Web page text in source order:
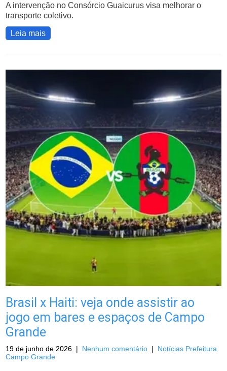
A intervenção no Consórcio Guaicurus visa melhorar o
transporte coletivo.
Leia mais
Brasil x Haiti: veja onde assistir ao
jogo em bares e espaços de Campo
Grande
19 de junho de 2026 | Nenhum comentário | Notícias Prefeitura
Campo Grande